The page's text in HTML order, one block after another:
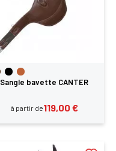
Sangle bavette CANTER
à partir de119,00 €